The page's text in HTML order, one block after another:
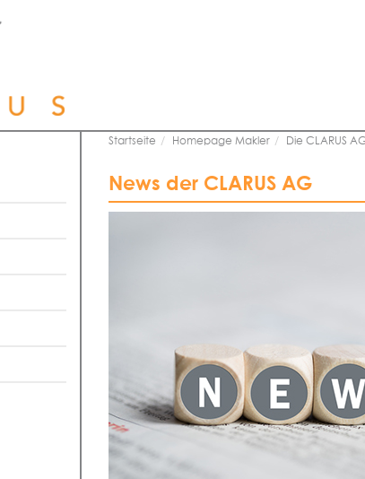
Startseite Homepage Makler Die CLARUS
News der CLARUS AG